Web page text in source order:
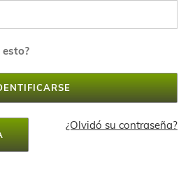
esto?
¿Olvidó su contraseña?